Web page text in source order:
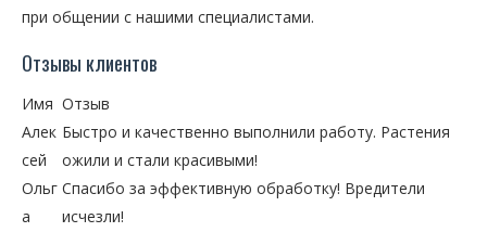
при общении с нашими специалистами.
Отзывы клиентов
Имя Отзыв
Алек
сей
Быстро и качественно выполнили работу. Растения
ожили и стали красивыми!
Ольг
а
Спасибо за эффективную обработку! Вредители
исчезли!